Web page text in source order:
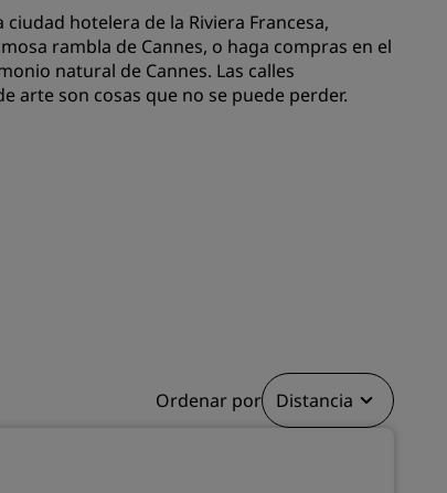
deportivos
Viajeros de negocios
Hoteles en el centro de la ciudad
Visita nuestro blog
hotelera de la Riviera Francesa,
rambla de Cannes, o haga compras en el
natural de Cannes. Las calles
arte son cosas que no se puede perder.
Ordenar por Distancia